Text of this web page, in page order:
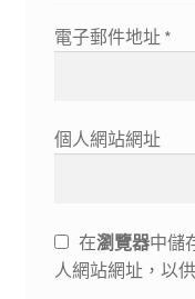
電子郵件地址 *
個人網站網址
在瀏覽器中儲
人網站網址，以